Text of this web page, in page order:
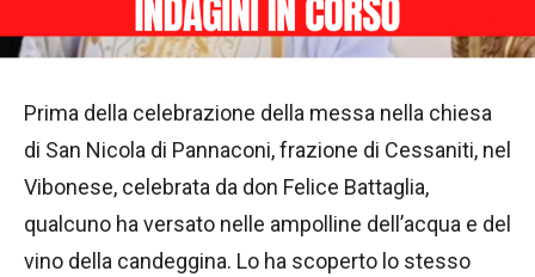
Prima della celebrazione della messa nella chiesa
di San Nicola di Pannaconi, frazione di Cessaniti, nel
Vibonese, celebrata da don Felice Battaglia,
qualcuno ha versato nelle ampolline dell’acqua e del
vino della candeggina. Lo ha scoperto lo stesso